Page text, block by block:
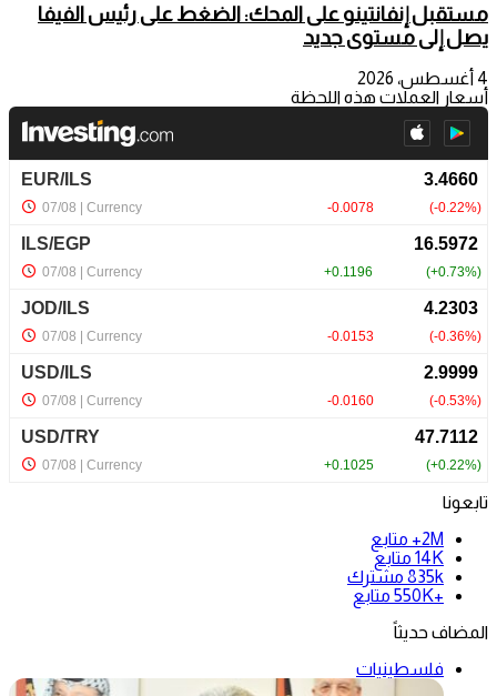
مستقبل إنفانتينو على المحك: الضغط على رئيس الفيفا
يصل إلى مستوى جديد
4 أغسطس، 2026
أسعار العملات هذه اللحظة
تابعونا
2M+
متابع
14K متابع
835k مشترك
+550K
متابع
المضاف حديثاً
فلسطينيات